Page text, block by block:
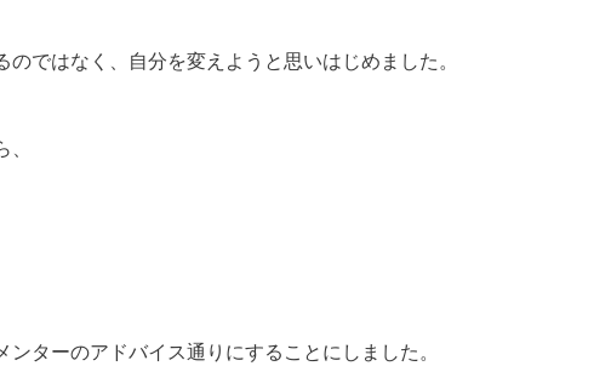
ではなく、自分を変えようと思いはじめました。
ターのアドバイス通りにすることにしました。